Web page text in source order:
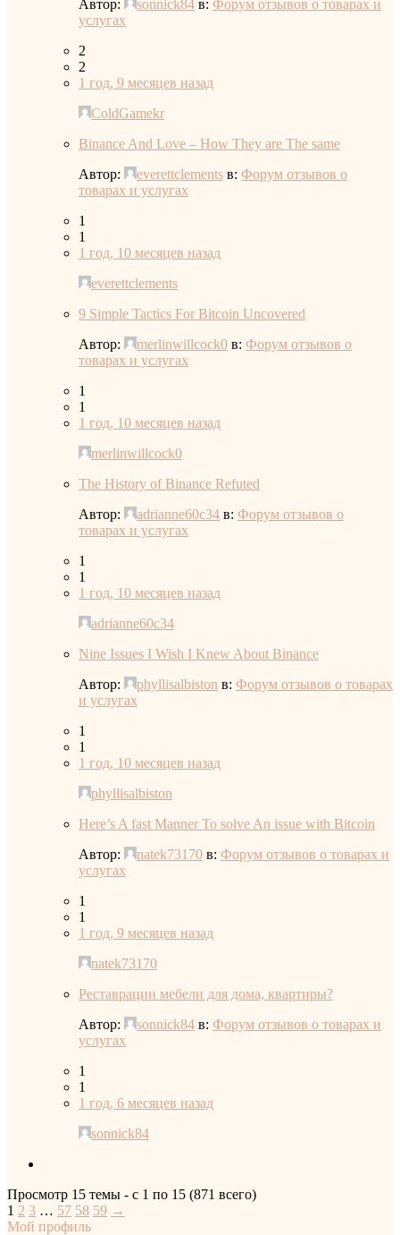
Автор: sonnick84 в: Форум отзывов о товарах и
услугах
2
2
1 год, 9 месяцев назад
ColdGamekr
Binance And Love – How They are The same
Автор:
everettclements в: Форум отзывов о
товарах и услугах
1
1
1 год, 10 месяцев назад
everettclements
9 Simple Tactics For Bitcoin Uncovered
Автор:
merlinwillcock0 в: Форум отзывов о
товарах и услугах
1
1
1 год, 10 месяцев назад
merlinwillcock0
The History of Binance Refuted
Автор:
adrianne60c34 в: Форум отзывов о
товарах и услугах
1
1
1 год, 10 месяцев назад
adrianne60c34
Nine Issues I Wish I Knew About Binance
Автор:
phyllisalbiston в: Форум отзывов о товарах
и услугах
1
1
1 год, 10 месяцев назад
phyllisalbiston
Here’s A fast Manner To solve An issue with Bitcoin
Автор:
natek73170 в: Форум отзывов о товарах и
услугах
1
1
1 год, 9 месяцев назад
natek73170
Реставрации мебели для дома, квартиры?
Автор:
sonnick84 в: Форум отзывов о товарах и
услугах
1
1
1 год, 6 месяцев назад
sonnick84
Просмотр 15 темы - с 1 по 15 (871 всего)
1 2 3 … 57 58 59 →
Мой профиль